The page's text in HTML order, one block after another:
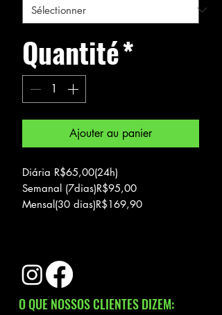
Quantité*
Ajouter au panier
Diária R$65,00(24h)
Semanal (7dias)R$95,00
Mensal(30 dias)R$169,90
Acomoda até 2 bicicletas.
O QUE NOSSOS CLIENTES DIZEM: